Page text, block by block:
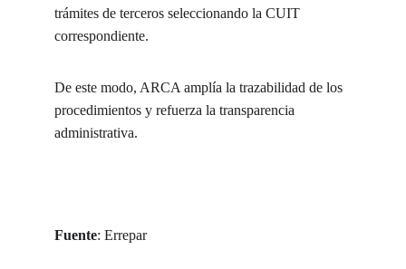
trámites de terceros seleccionando la CUIT
correspondiente.
De este modo, ARCA amplía la trazabilidad de los
procedimientos y refuerza la transparencia
administrativa.
Fuente: Errepar